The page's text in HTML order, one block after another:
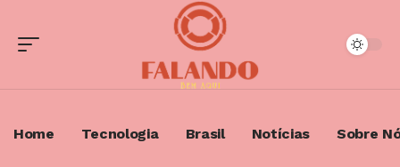
Home Tecnologia Brasil Notícias Sobre